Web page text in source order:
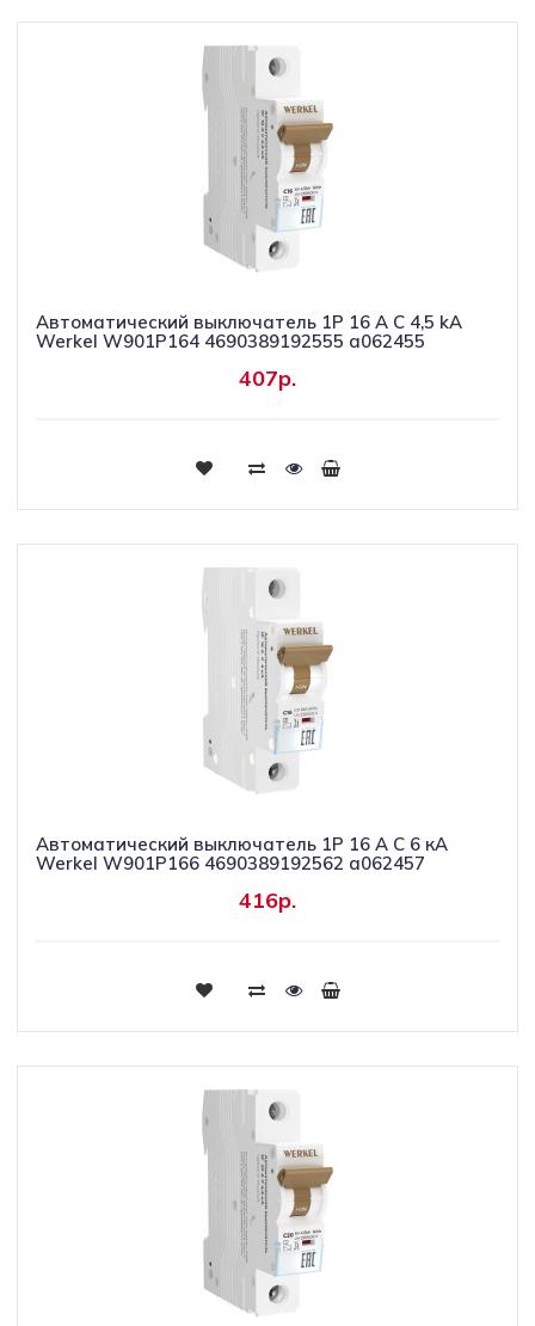
Автоматический выключатель 1P 16 A C 4,5 kА
Werkel W901P164 4690389192555 a062455
407р.
Купить
Автоматический выключатель 1P 16 A C 6 кА
Werkel W901P166 4690389192562 a062457
416р.
Купить